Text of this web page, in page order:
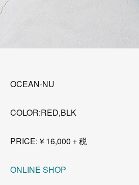
OCEAN-NU
COLOR:RED,BLK
PRICE:￥16,000＋税
ONLINE SHOP